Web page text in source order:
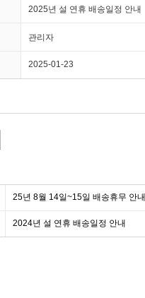
2025년 설 연휴 배송일정 안내
관리자
2025-01-23
25년 8월 14일~15일 배송휴무 안내
2024년 설 연휴 배송일정 안내